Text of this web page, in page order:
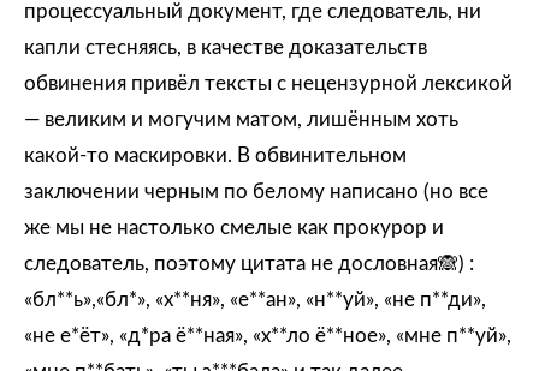
процессуальный документ, где следователь, ни
капли стесняясь, в качестве доказательств
обвинения привёл тексты с нецензурной лексикой
— великим и могучим матом, лишённым хоть
какой-то маскировки. В обвинительном
заключении черным по белому написано (но все
же мы не настолько смелые как прокурор и
следователь, поэтому цитата не дословная🙈) :
«бл**ь»,«бл*», «х**ня», «е**ан», «н**уй», «не п**ди»,
«не е*ёт», «д*ра ё**ная», «х**ло ё**ное», «мне п**уй»,